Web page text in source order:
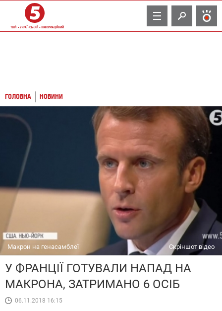
TV
ГОЛОВНА НОВИНИ
Макрон на генасамблеї Скріншот відео
У ФРАНЦІЇ ГОТУВАЛИ НАПАД НА
МАКРОНА, ЗАТРИМАНО 6 ОСІБ
06.11.2018 16:15